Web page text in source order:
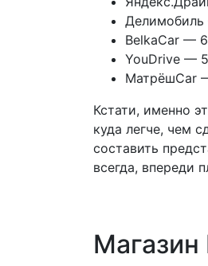
BelkaCar —
YouDrive —
МатрёшCar
Кстати, именно
куда легче, чем
составить
всегда, впереди